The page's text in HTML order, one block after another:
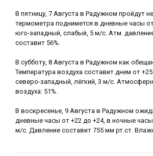
В пятницу, 7 Августа в Радужном пройдут
термометра поднимется в дневные часы
юго-западный, слабый, 5 м/с. Атм.
составит 56%.
В субботу, 8 Августа в Радужном как
Температура воздуха составит днем от
северо-западный, лёгкий, 3 м/с.
воздуха: 51%.
В воскресенье, 9 Августа в Радужном
дневные часы от +22 до +24, в ночные
м/с. Давление составит 755 мм рт.ст.